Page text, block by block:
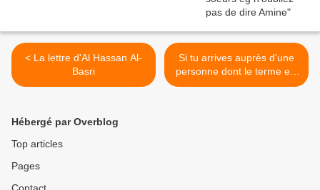
< La lettre d'Al Hassan Al-
Basri
Si tu arrives auprès d'une
personne dont le terme est
arrivé... >
Hébergé par Overblog
Top articles
Pages